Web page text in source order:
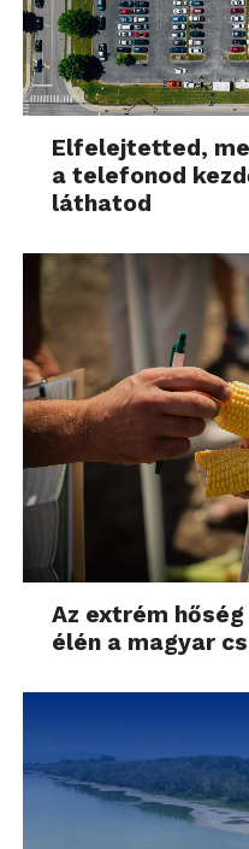
Elfelejtetted,
a telefonod
láthatod
Az extrém
élén a magyar